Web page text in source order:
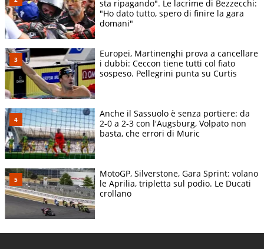
sta ripagando". Le lacrime di Bezzecchi:
"Ho dato tutto, spero di finire la gara
domani"
Europei, Martinenghi prova a cancellare
i dubbi: Ceccon tiene tutti col fiato
sospeso. Pellegrini punta su Curtis
Anche il Sassuolo è senza portiere: da
2-0 a 2-3 con l'Augsburg, Volpato non
basta, che errori di Muric
MotoGP, Silverstone, Gara Sprint: volano
le Aprilia, tripletta sul podio. Le Ducati
crollano